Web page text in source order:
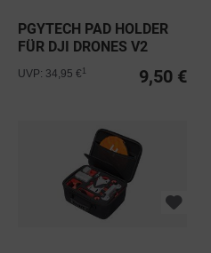
PGYTECH PAD HOLDER
FÜR DJI DRONES V2
9,50 €
UVP: 34,95 €